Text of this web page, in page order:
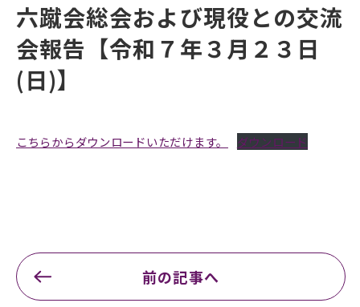
六蹴会総会および現役との交流
会報告【令和７年３月２３日
(日)】
こちらからダウンロードいただけます。 ダウンロード
前の記事へ